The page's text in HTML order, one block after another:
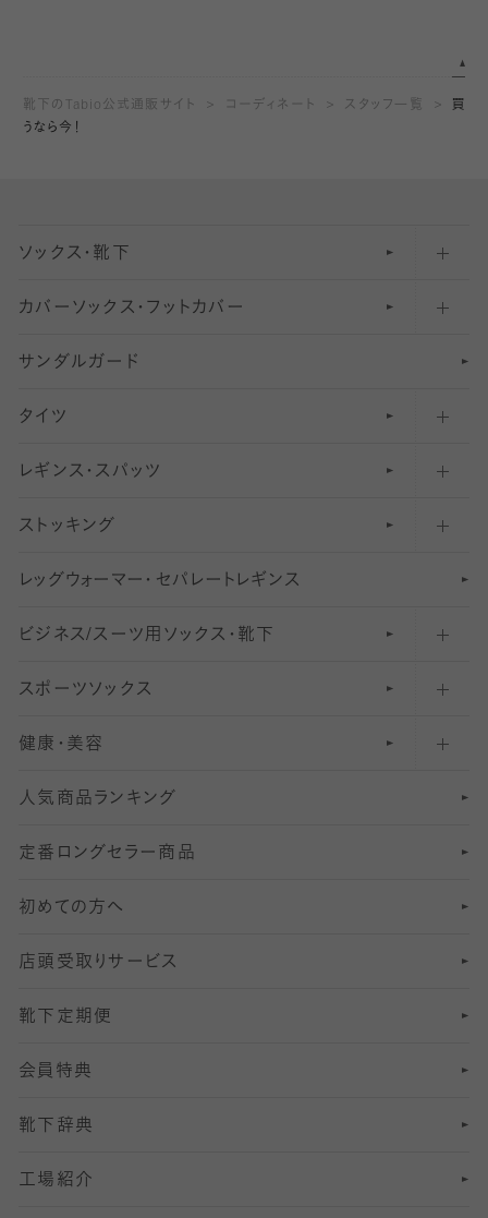
靴下のTabio公式通販サイト コーディネート スタッフ一覧
買
うなら今！
ソックス・靴下
五本指ソックス・靴下
足袋ソックス・靴下
無地・プレーンソックス・靴下
柄ソックス・靴下
スニーカー（くるぶし）用ソックス
アンクル・ショートソックス（くるぶし上）
クルーソックス（ふくらはぎ下）
ハイソックス
オーバーニー・ニーハイソックス
カバーソックス・フットカバー
フットカバー・カバーソックス（深め）
フットカバー・カバーソックス（ふつう）
フットカバー・カバーソックス（浅め）
サンダルガード
タイツ
30デニール以下のタイツ（薄手タイツ）
31〜40デニールタイツ
41〜60デニールタイツ
61〜80デニールタイツ
81 〜110デニールタイツ
111〜210デニールタイツ
211デニールタイツ以上（防寒・厚手タイツ）
レギンス・スパッツ
柄レギンス
無地レギンス
レギンスパンツ（レギパン）
マタニティレギンス
5 分丈
6 分丈レギンス
7 分丈 レギンス
8分丈 レギンス
10分丈 レギンス
12分丈レギンス
13分丈レギンス
ストッキング
伝線しにくいストッキング
ショートストッキング
結婚式用ストッキング
美脚ストッキング
オールスルーストッキング
レッ グ ウォー マー ・ セパレー ト レ ギンス
ビジネス/スーツ用 ソックス・靴下
匠シリーズ
フレッシャーズ向けソックス・靴下
冠婚葬祭向けソックス・靴下
スーツカジュアルソックス・靴下
ロングホーズ
スポーツソックス
ランニングソックス・靴下
ゴルフソックス・靴下
サッカー・フットサル用ソックス
ヨガソックス・靴下
スポーツ用レッグウォーマー
SSサイズ（21～23cm）
Sサイズ（22～25cm）
Mサイズ（25～27cm）
Lサイズ（27～29cm）
健康・美容
インナーソックス
加圧・着圧ソックス
冷えとり靴下
着圧・加圧タイツ
むくみ対策
足の疲れ対策
足の臭い対策
冷え対策
人気商品ランキング
定番ロングセラー商品
初めての方へ
店頭受取りサービス
靴下定期便
会員特典
靴下辞典
工場紹介